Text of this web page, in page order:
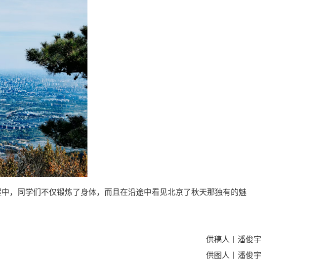
，同学们不仅锻炼了身体，而且在沿途中看见北京了秋天那独有的魅
供稿人丨潘俊宇
供图人丨潘俊宇